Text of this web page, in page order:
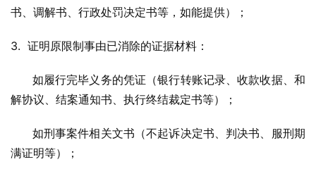
书、调解书、行政处罚决定书等，如能提供）；
3.  证明原限制事由已消除的证据材料：
解协议、结案通知书、执行终结裁定书等）；
满证明等）；